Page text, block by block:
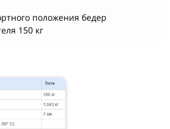
положения бедер
150 кг